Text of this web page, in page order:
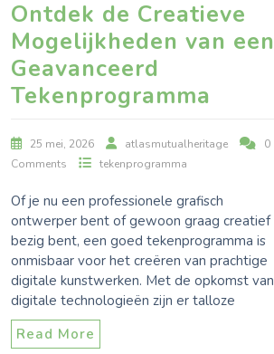
Ontdek de Creatieve
Mogelijkheden van een
Geavanceerd
Tekenprogramma
25 mei, 2026 atlasmutualheritage
0
Comments
tekenprogramma
Of je nu een professionele grafisch
ontwerper bent of gewoon graag creatief
bezig bent, een goed tekenprogramma is
onmisbaar voor het creëren van prachtige
digitale kunstwerken. Met de opkomst van
digitale technologieën zijn er talloze
Read More